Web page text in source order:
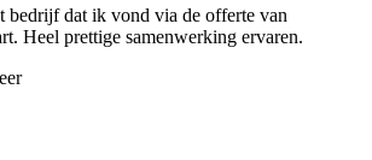
bedrijf dat ik vond via de offerte van
Heel prettige samenwerking ervaren.